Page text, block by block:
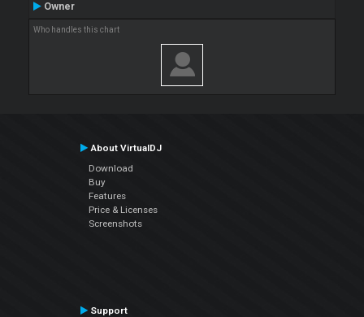
Owner
Who handles this chart
About VirtualDJ
Download
Buy
Features
Price & Licenses
Screenshots
Support